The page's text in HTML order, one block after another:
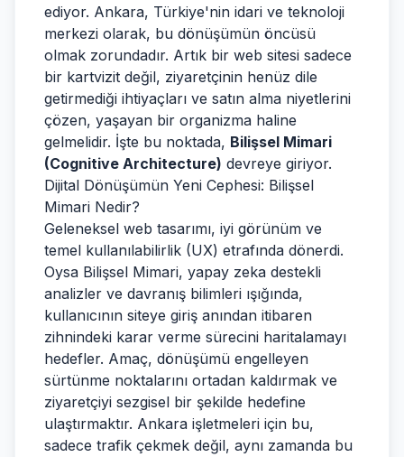
ediyor. Ankara, Türkiye'nin idari ve teknoloji
merkezi olarak, bu dönüşümün öncüsü
olmak zorundadır. Artık bir web sitesi sadece
bir kartvizit değil, ziyaretçinin henüz dile
getirmediği ihtiyaçları ve satın alma niyetlerini
çözen, yaşayan bir organizma haline
gelmelidir. İşte bu noktada, Bilişsel Mimari
(Cognitive Architecture) devreye giriyor.
Dijital Dönüşümün Yeni Cephesi: Bilişsel
Mimari Nedir?
Geleneksel web tasarımı, iyi görünüm ve
temel kullanılabilirlik (UX) etrafında dönerdi.
Oysa Bilişsel Mimari, yapay zeka destekli
analizler ve davranış bilimleri ışığında,
kullanıcının siteye giriş anından itibaren
zihnindeki karar verme sürecini haritalamayı
hedefler. Amaç, dönüşümü engelleyen
sürtünme noktalarını ortadan kaldırmak ve
ziyaretçiyi sezgisel bir şekilde hedefine
ulaştırmaktır. Ankara işletmeleri için bu,
sadece trafik çekmek değil, aynı zamanda bu